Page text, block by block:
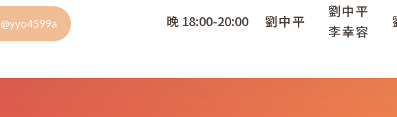
@yyo4599a 晚 18:00-20:00 劉中平
劉中平
李幸容